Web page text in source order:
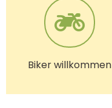
Biker willkommen